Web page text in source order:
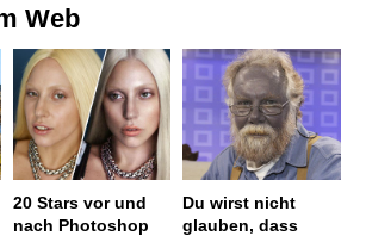
Web
20 Stars vor und
nach Photoshop
Du wirst nicht
glauben, dass